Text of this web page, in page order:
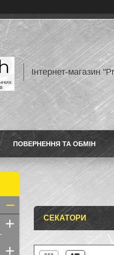
Інтернет-магазин
ПОВЕРНЕННЯ ТА ОБМІН
СЕКАТОРИ